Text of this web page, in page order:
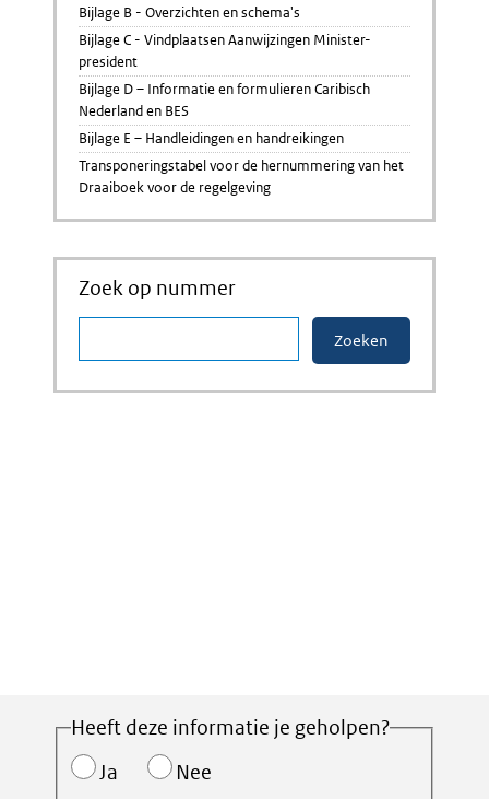
Bijlage B - Overzichten en schema's
Bijlage C - Vindplaatsen Aanwijzingen Minister-
president
Bijlage D – Informatie en formulieren Caribisch
Nederland en BES
Bijlage E – Handleidingen en handreikingen
Transponeringstabel voor de hernummering van het
Draaiboek voor de regelgeving
Zoek op nummer
Heeft deze informatie je geholpen?
Ja
Nee